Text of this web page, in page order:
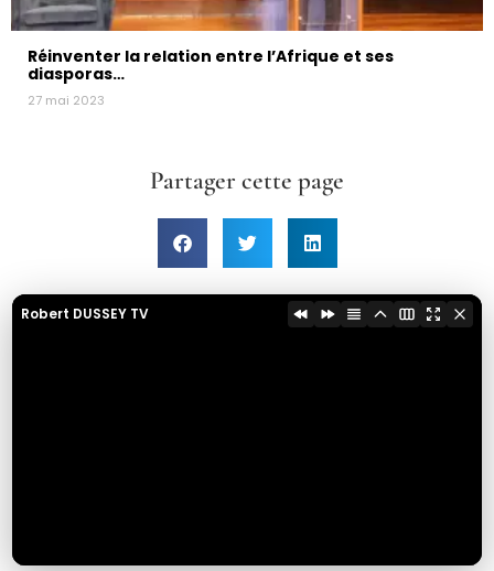
Réinventer la relation entre l’Afrique et ses
diasporas…
27 mai 2023
Partager cette page
Robert DUSSEY TV